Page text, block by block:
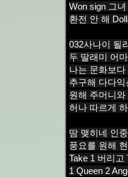
Won sign 그녀
환전 안 해
032사나이 될
두 딸래미 어
나는 문화보다
추구해 다다
원해 주머니
허나 따르게
땀 맺히네 인
풍요를 원해
Take 1 버리고
1 Queen 2